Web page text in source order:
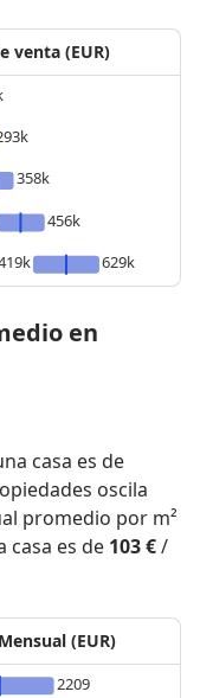
venta (EUR)
358k
456k
629k
en
casa es de
oscila
promedio por m²
casa es de 103 €/
(EUR)
2209